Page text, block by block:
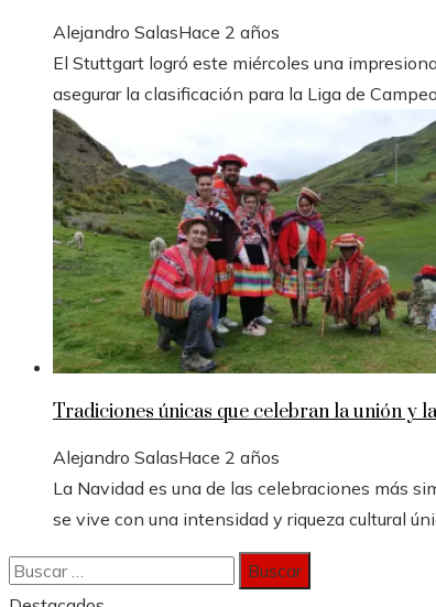
Alejandro SalasHace 2 años
El Stuttgart logró este miércoles una
asegurar la clasificación para la Liga de
Tradiciones únicas que celebran la unión y
Alejandro SalasHace 2 años
La Navidad es una de las celebraciones más
se vive con una intensidad y riqueza cultural
Buscar: